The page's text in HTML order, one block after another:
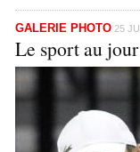
GALERIE PHOTO 25
Le sport au